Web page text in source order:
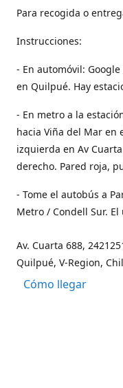
Para recogida o
Instrucciones:
- En automóvil:
en Quilpué. Hay
- En metro a la
hacia Viña del Mar en
izquierda en Av
derecho. Pared roja,
- Tome el autobús a
Metro / Condell Sur.
Av. Cuarta 688,
Quilpué, V-Region,
Cómo llegar